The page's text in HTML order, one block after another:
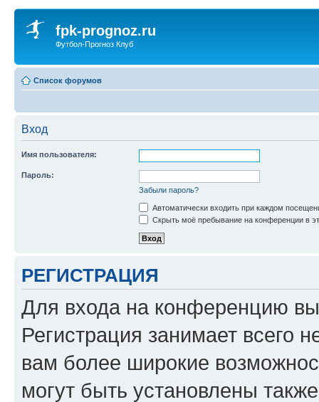
fpk-prognoz.ru
Футбол-Прогноз Клуб
Список форумов
Вход
Имя пользователя:
Пароль:
Забыли пароль?
Автоматически входить при каждом
Скрыть моё пребывание на конференции в
РЕГИСТРАЦИЯ
Для входа на конференцию
Регистрация занимает всего
вам более широкие
могут быть установлены